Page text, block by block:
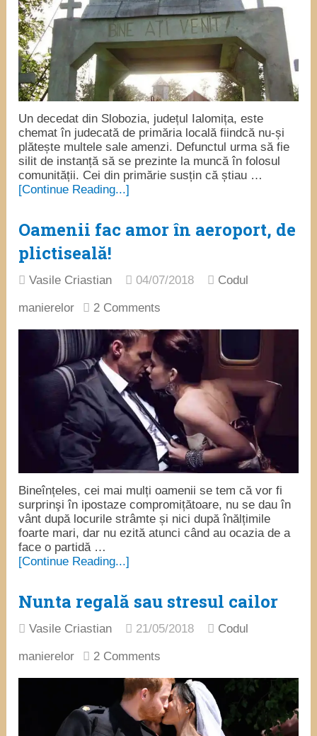
Un decedat din Slobozia, județul Ialomița, este
chemat în judecată de primăria locală fiindcă nu-și
plătește multele sale amenzi. Defunctul urma să fie
silit de instanță să se prezinte la muncă în folosul
comunității. Cei din primărie susțin că știau …
[Continue Reading...]
Oamenii fac amor în aeroport, de
plictiseală!
Vasile Criastian 04/07/2018 Codul
manierelor 2 Comments
Bineînțeles, cei mai mulți oamenii se tem că vor fi
surprinşi în ipostaze compromițătoare, nu se dau în
vânt după locurile strâmte și nici după înălțimile
foarte mari, dar nu ezită atunci când au ocazia de a
face o partidă …
[Continue Reading...]
Nunta regală sau stresul cailor
Vasile Criastian 21/05/2018 Codul
manierelor 2 Comments